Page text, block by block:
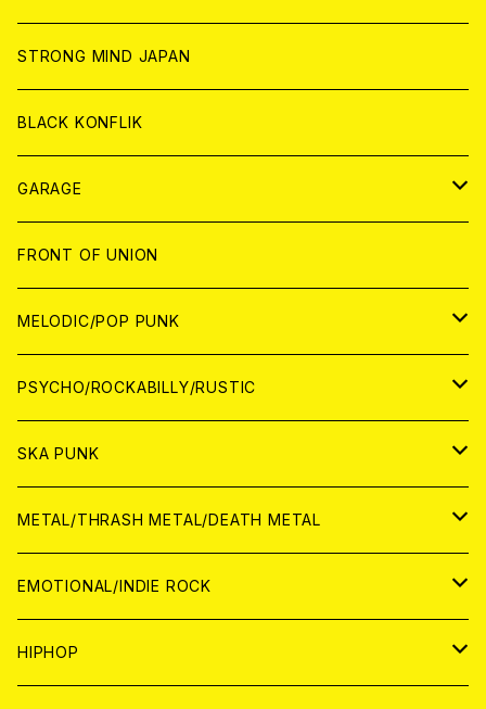
ANALOG
ANALOG
CD
ANALOG
CD
ANALOG
WORLD
CD
ANALOG
STRONG MIND JAPAN
BLACK KONFLIK
GARAGE
JAPAN
アナログ
CD
WORLD
アナログ
CD
FRONT OF UNION
MELODIC/POP PUNK
JAPAN
CD
ANALOG
WORLD
CD
ANALOG
PSYCHO/ROCKABILLY/RUSTIC
JAPAN
CD
ANALOG
WORLD
CD
ANALOG
SKA PUNK
JAPAN
CD
ANALOG
WORLD
CD
METAL/THRASH METAL/DEATH METAL
JAPAN
CD
WORLD
EMOTIONAL/INDIE ROCK
JAPAN
HIPHOP